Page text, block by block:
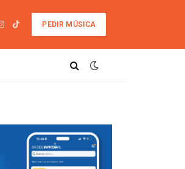
Instagram
TikTok
PEDIR MÚSICA